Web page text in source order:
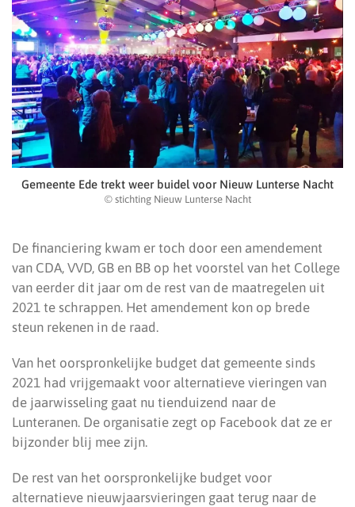
Gemeente Ede trekt weer buidel voor Nieuw Lunterse Nacht
© stichting Nieuw Lunterse Nacht
De financiering kwam er toch door een amendement
van CDA, VVD, GB en BB op het voorstel van het College
van eerder dit jaar om de rest van de maatregelen uit
2021 te schrappen. Het amendement kon op brede
steun rekenen in de raad.
Van het oorspronkelijke budget dat gemeente sinds
2021 had vrijgemaakt voor alternatieve vieringen van
de jaarwisseling gaat nu tienduizend naar de
Lunteranen. De organisatie zegt op Facebook dat ze er
bijzonder blij mee zijn.
De rest van het oorspronkelijke budget voor
alternatieve nieuwjaarsvieringen gaat terug naar de